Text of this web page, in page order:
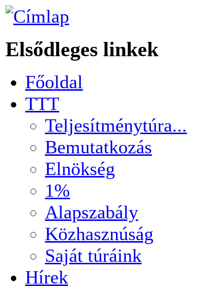
Elsődleges linkek
Főoldal
TTT
Teljesítménytúra...
Bemutatkozás
Elnökség
1%
Alapszabály
Közhasznúság
Saját túráink
Hírek